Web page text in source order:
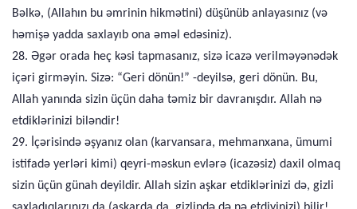
Bəlkə, (Allahın bu əmrinin hikmətini) düşünüb anlayasınız (və
həmişə yadda saxlayıb ona əməl edəsiniz).
28. Əgər orada heç kəsi tapmasanız, sizə icazə verilməyənədək
içəri girməyin. Sizə: “Geri dönün!” -deyilsə, geri dönün. Bu,
Allah yanında sizin üçün daha təmiz bir davranışdır. Allah nə
etdiklərinizi biləndir!
29. İçərisində əşyanız olan (karvansara, mehmanxana, ümumi
istifadə yerləri kimi) qeyri-məskun evlərə (icazəsiz) daxil olmaq
sizin üçün günah deyildir. Allah sizin aşkar etdiklərinizi də, gizli